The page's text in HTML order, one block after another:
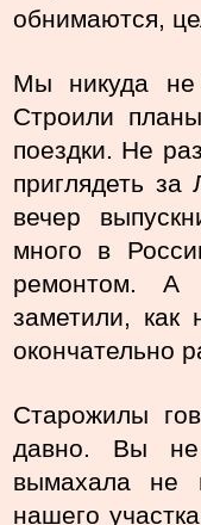
обнимаются,
Мы никуда не
Строили
поездки. Не
приглядеть
вечер
много в
ремонтом. А
заметили, как
окончательно
Старожилы
давно. Вы
вымахала не
нашего